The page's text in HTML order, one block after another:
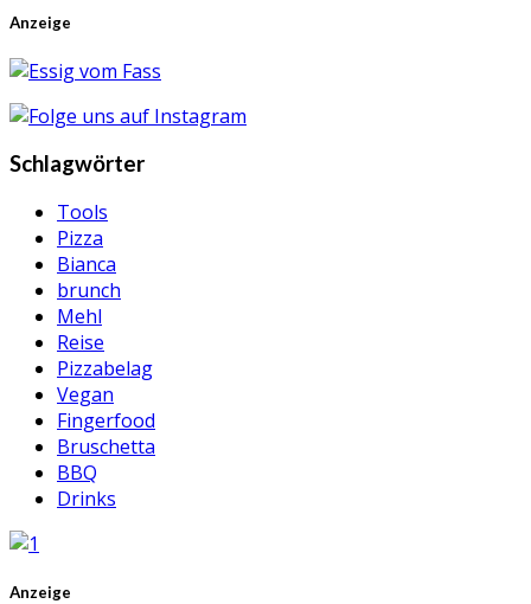
Anzeige
Schlagwörter
Tools
Pizza
Bianca
brunch
Mehl
Reise
Pizzabelag
Vegan
Fingerfood
Bruschetta
BBQ
Drinks
Anzeige